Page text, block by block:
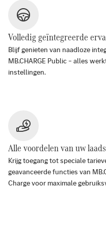
Volledig geïntegreerde
Blijf genieten van naadloze
MB.CHARGE Public – alles
instellingen.
Alle voordelen van uw
Krijg toegang tot speciale
geavanceerde functies van
Charge voor maximale